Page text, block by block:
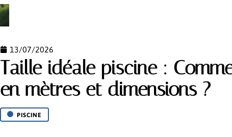
13/07/2026
Taille idéale piscine :
en mètres et dimensions ?
PISCINE